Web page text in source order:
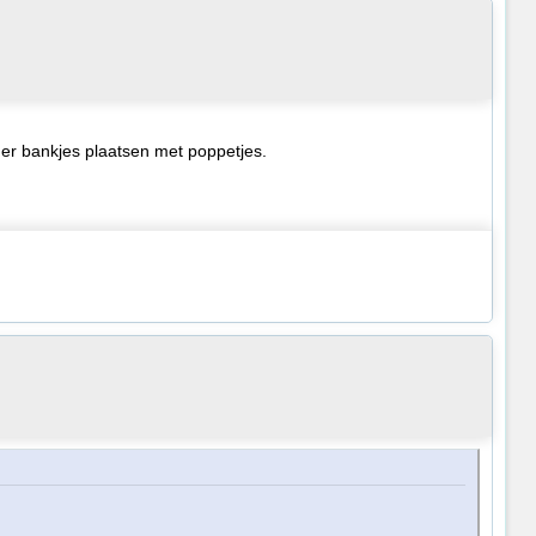
bankjes plaatsen met poppetjes.